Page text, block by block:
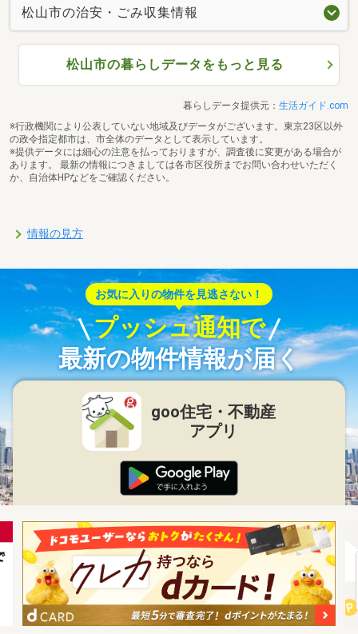
松山市の治安・ごみ収集情報
松山市の暮らしデータをもっと見る
暮らしデータ提供元： 生活ガイド.com
※行政機関により公表していない地域及びデータがございます。東京23区以外
の政令指定都市は、市全体のデータとして表示しています。
※提供データには細心の注意を払っておりますが、調査後に変更がある場合が
あります。 最新の情報につきましては各市区役所までお問い合わせいただく
か、自治体HPなどをご確認ください。
情報の見方
お気に入りの物件を見逃さない！
プッシュ通知で
最新の物件情報が届く
goo住宅・不動産
アプリ